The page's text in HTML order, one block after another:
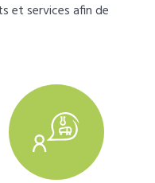
et services afin de